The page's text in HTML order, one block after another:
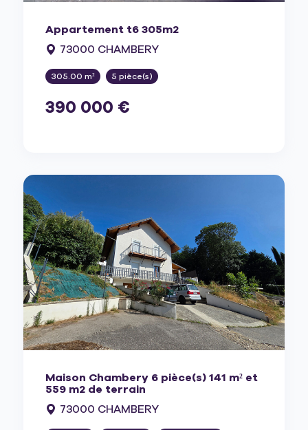
Appartement t6 305m2
73000 CHAMBERY
305.00 m² 5 pièce(s)
390 000 €
Maison Chambery 6 pièce(s) 141 m² et
559 m2 de terrain
73000 CHAMBERY